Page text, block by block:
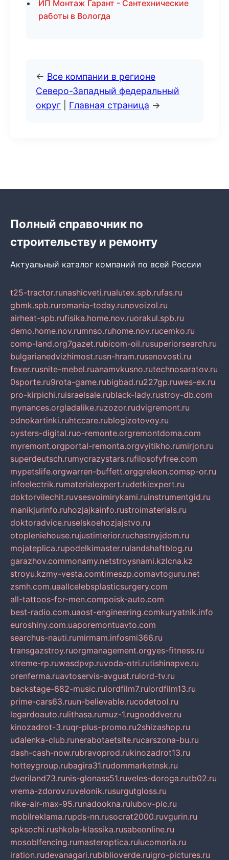
ИП Монтаж Гарант - Сантехнические
работы в Вологда
← Все компании в регионе
Северо-Западный федеральный
округ
Главная страница →
Полный справочник по
строительству и ремонту
Актуальный каталог компаний по всей России
t25-tractor.runashicveti.rualutex.spb.rufas.ru
gbmk.spb.ruromania-today.runovoizol.ru
airheat-spb.rufisika.home.nov.ruorakul.spb.ru
demo.home.nov.rumnso.ruhome.nov.rucemko.ru
comp-land.org7gazet.rubicom-oil.rusuperiorsearch.ru
bulgarianedvizhimost.rusn-hram.rusenovosti.ru
fexer.rusnite-mebel.ruanamvkusno.rutechnosaratov.ru
0sporte.ru9rota-game.rubigbad.ru227gp.ruwes-ex.ru
pro-kirpichi.ruisraelsale.rublack-lady.rustroy-db.com
mynances.orgladalike.ruzozor.rudvigremont.ru
odnokartinki.ruhtccare.rublogizotovoy.ru
oysters-digital.ruo-remonte.orgremontdoma.com
myremont.orgportal-remonta.orgvyitikho.rumirjon.ru
superdeutsch.rumycrazystars.rufilosofyfree.com
mypetslife.orgwarren-buffett.orggreleon.comsp-or.ru
infoelectrik.rumaterialexpert.rudetkiexpert.ru
doktorvilechit.ruvsesvoimirykami.ruinstrumentgid.ru
manikjurinfo.ruhozjajkainfo.rustroimaterials.ru
doktoradvice.ruselskoehozjajstvo.ru
otopleniehouse.rujustinterior.ruchastnyjdom.ru
mojateplica.rupodelkimaster.rulandshaftblog.ru
garazhov.commonamy.netstroysnami.kzlcna.kz
stroyu.kzmy-vesta.comtimeszp.comavtoguru.net
zsmh.com.uaallcelebsplasticsurgery.com
all-tattoos-for-men.compoisk-auto.com
best-radio.com.uaost-engineering.comkuryatnik.info
euroshiny.com.uaporemontuavto.com
searchus-nauti.rumirmam.infosmi366.ru
transgazstroy.ruorgmanagement.orgyes-fitness.ru
xtreme-rp.ruwasdpvp.ruvoda-otri.rutishinapve.ru
orenferma.ruavtoservis-avgust.rulord-tv.ru
backstage-682-music.rulordfilm7.rulordfilm13.ru
prime-cars63.ruun-believable.rucodetool.ru
legardoauto.rulithasa.rumuz-1.rugooddver.ru
kinozadrot-3.ruqr-plus-promo.ru2shizashop.ru
udalenka-club.runerabotaetsite.rucarszona-bu.ru
dash-cash-now.rubravoprod.rukinozadrot13.ru
hotteygroup.rubagira31.rudommarketnsk.ru
dveriland73.runis-glonass51.ruveles-doroga.rutb02.ru
vrema-zdorov.ruvelonik.rusurgutgloss.ru
nike-air-max-95.runadookna.rulubov-pic.ru
mobilreklama.rupds-nn.rusocrat2000.ruvgurin.ru
spksochi.rushkola-klassika.rusabeonline.ru
mosoblfencing.rumasteroptica.rulucomoria.ru
iration.rudevanagari.rubiblioverde.ruigro-pictures.ru